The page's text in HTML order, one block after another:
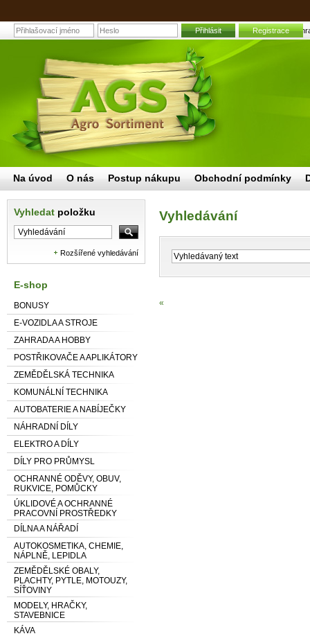
Přihlásit Registrace
Vyhledat položku
Rozšířené vyhledávání
E-shop
BONUSY
E-VOZIDLA A STROJE
ZAHRADA A HOBBY
POSTŘIKOVAČE A APLIKÁTORY
ZEMĚDĚLSKÁ TECHNIKA
KOMUNÁLNÍ TECHNIKA
AUTOBATERIE A NABÍJEČKY
NÁHRADNÍ DÍLY
ELEKTRO A DÍLY
DÍLY PRO PRŮMYSL
OCHRANNÉ ODĚVY, OBUV,
RUKVICE, POMŮCKY
ÚKLIDOVÉ A OCHRANNÉ
PRACOVNÍ PROSTŘEDKY
DÍLNA A NÁŘADÍ
AUTOKOSMETIKA, CHEMIE,
NÁPLNĚ, LEPIDLA
ZEMĚDĚLSKÉ OBALY,
PLACHTY, PYTLE, MOTOUZY,
SÍŤOVINY
MODELY, HRAČKY,
STAVEBNICE
KÁVA
Vyhledávání
«
Na úvod O nás Postup nákupu Obchodní podmínky